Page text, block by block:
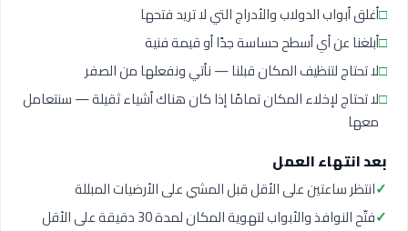
□أغلق أبواب الدولاب والأدراج التي لا تريد فتحها
□أبلغنا عن أي أسطح حساسة جدًا أو قيمة فنية
□لا تحتاج لتنظيف المكان قبلنا — نأتي ونفعلها من الصفر
□لا تحتاج لإخلاء المكان تمامًا إذا كان هناك أشياء ثقيلة — سنتعامل
معها
بعد انتهاء العمل
✓انتظر ساعتين على الأقل قبل المشي على الأرضيات المبللة
✓فتّح النوافذ والأبواب لتهوية المكان لمدة 30 دقيقة على الأقل